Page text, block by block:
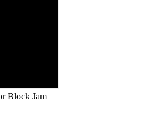
Block Jam